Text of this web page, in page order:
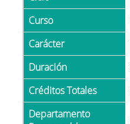
Curso
Carácter
Duración
Créditos Totales
Departamento